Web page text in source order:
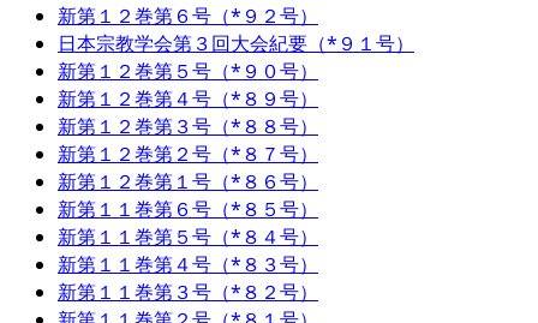
新第１２巻第６号（*９２号）
日本宗教学会第３回大会紀要（*９１号）
新第１２巻第５号（*９０号）
新第１２巻第４号（*８９号）
新第１２巻第３号（*８８号）
新第１２巻第２号（*８７号）
新第１２巻第１号（*８６号）
新第１１巻第６号（*８５号）
新第１１巻第５号（*８４号）
新第１１巻第４号（*８３号）
新第１１巻第３号（*８２号）